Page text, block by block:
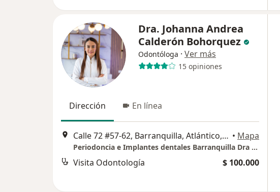
Dra. Johanna Andrea
Calderón Bohorquez
Odontóloga · Ver más
15 opiniones
Dirección En línea
Calle 72 #57-62, Barranquilla, Atlántico, Barranquilla • Mapa
Periodoncia e Implantes dentales Barranquilla Dra Johanna Calderón
Visita Odontología $ 100.000